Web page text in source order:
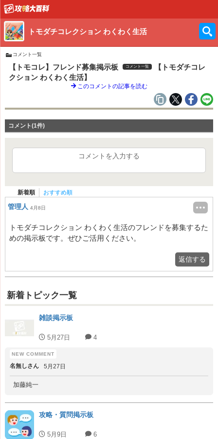
トモダチコレクション わくわく生活
コメント一覧
【トモコレ】フレンド募集掲示板 コメント一覧
【トモダチコレ
クション わくわく生活】
このコメントの記事を読む
コメント(1件)
コメントを入力する
新着順 おすすめ順
管理人 4月8日
トモダチコレクション わくわく生活のフレンドを募集するた
めの掲示板です。ぜひご活用ください。
返信する
新着トピック一覧
雑談掲示板
5月27日 4
名無しさん 5月27日
加藤純一
攻略・質問掲示板
5月9日 6